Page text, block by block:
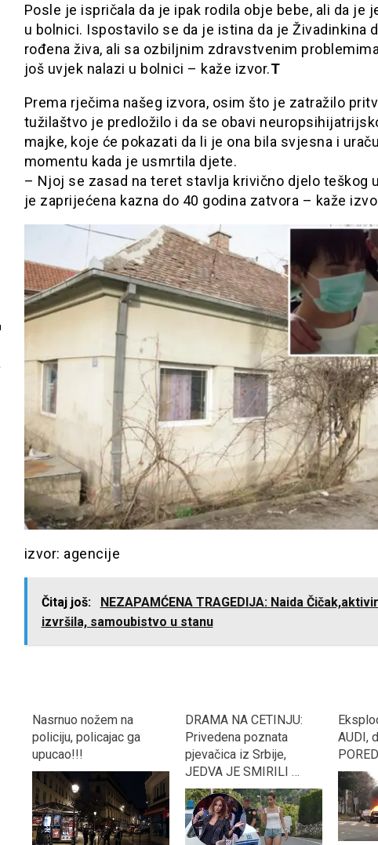
Posle je ispričala da je ipak rodila obje bebe, ali da je
u bolnici. Ispostavilo se da je istina da je Živadinkina
rođena živa, ali sa ozbiljnim zdravstvenim
još uvjek nalazi u bolnici – kaže izvor.T
Prema rječima našeg izvora, osim što je zatražilo
tužilaštvo je predložilo i da se obavi
majke, koje će pokazati da li je ona bila svjesna i
momentu kada je usmrtila djete.
– Njoj se zasad na teret stavlja krivično djelo teškog
je zaprijećena kazna do 40 godina zatvora – kaže
izvor: agencije
Čitaj još:
NEZAPAMĆENA TRAGEDIJA: Naida
izvršila, samoubistvo u stanu
Nasrnuo nožem na
policiju, policajac ga
upucao!!!
DRAMA NA CETINJU:
Privedena poznata
pjevačica iz Srbije,
JEDVA JE SMIRILI …
AUDI,